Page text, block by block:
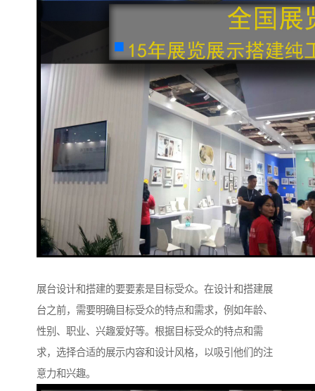
展台设计和搭建的要要素是目标受众。在设计和搭建展
台之前，需要明确目标受众的特点和需求，例如年龄、
性别、职业、兴趣爱好等。根据目标受众的特点和需
求，选择合适的展示内容和设计风格，以吸引他们的注
意力和兴趣。